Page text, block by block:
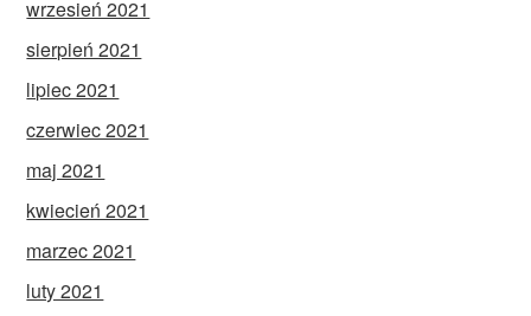
wrzesień 2021
sierpień 2021
lipiec 2021
czerwiec 2021
maj 2021
kwiecień 2021
marzec 2021
luty 2021